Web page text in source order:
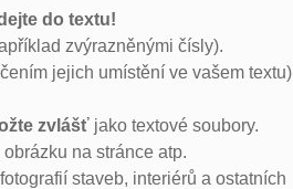
do textu!
zvýrazněnými čísly).
jejich umístění ve vašem textu)
zvlášť jako textové soubory.
na stránce atp.
staveb, interiérů a ostatních